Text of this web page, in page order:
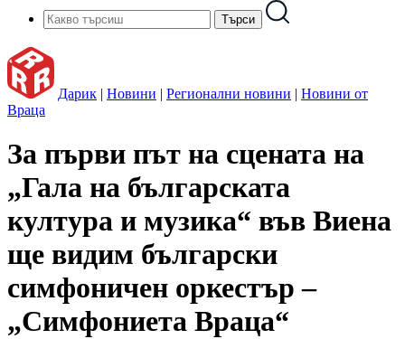
Дарик | Новини | Регионални новини | Новини от
Враца
За първи път на сцената на
„Гала на българската
култура и музика“ във Виена
ще видим български
симфоничен оркестър –
„Симфониета Враца“